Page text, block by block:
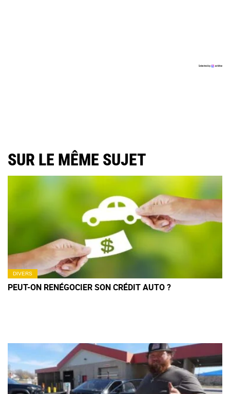
SUR LE MÊME SUJET
DIVERS
PEUT-ON RENÉGOCIER SON CRÉDIT AUTO ?